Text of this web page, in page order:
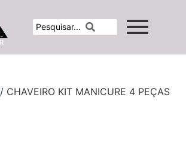
/ CHAVEIRO KIT MANICURE 4 PEÇAS